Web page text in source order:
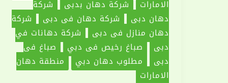
الامارات
شركة دهان بدبي
شركة
دهان دبي
شركة دهان في دبي
شركة
دهان منازل في دبي
شركة دهانات في
دبي
صباغ رخيص في دبي
صباغ في
دبي
مطلوب دهان دبي
منطقة دهان
الامارات